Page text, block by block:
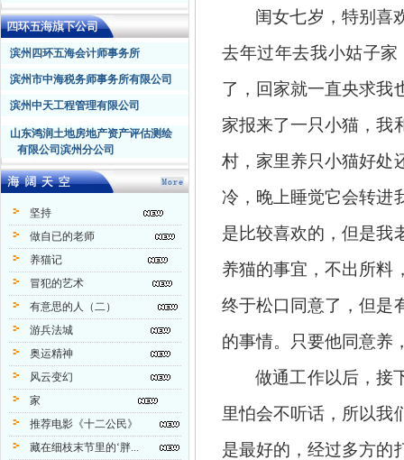
滨州四环五海会计师事务所
滨州市中海税务师事务所有限公司
滨州中天工程管理有限公司
山东鸿润土地房地产资产评估测绘
有限公司滨州分公司
坚持
做自已的老师
养猫记
冒犯的艺术
有意思的人（二）
游兵法城
奥运精神
风云变幻
家
推荐电影《十二公民》
藏在细枝末节里的‘胖...
闺女七岁，特别喜
去年过年去我小姑子
了，回家就一直央求我
家报来了一只小猫，我
村，家里养只小猫好处
冷，晚上睡觉它会转进
是比较喜欢的，但是我
养猫的事宜，不出所料
终于松口同意了，但是
的事情。只要他同意养
做通工作以后，接
里怕会不听话，所以我
是最好的，经过多方的